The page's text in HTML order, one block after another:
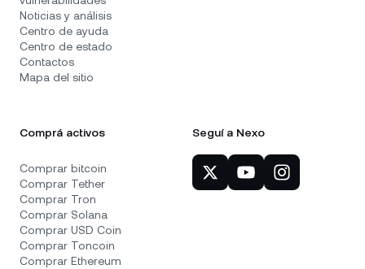
Noticias y análisis
Centro de ayuda
Centro de estado
Contactos
Mapa del sitio
Comprá activos
Comprar bitcoin
Comprar Tether
Comprar Tron
Comprar Solana
Comprar USD Coin
Comprar Toncoin
Comprar Ethereum
Seguí a Nexo